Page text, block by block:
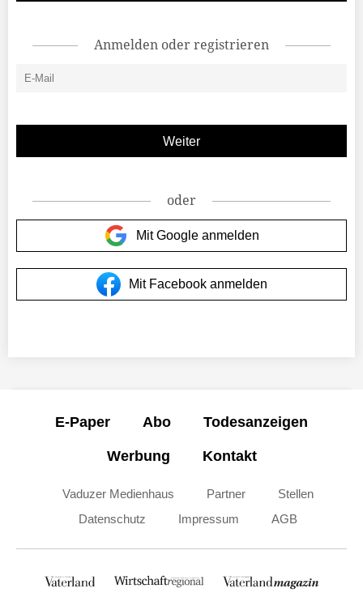
Anmelden oder registrieren
oder
Mit Google anmelden
Mit Facebook anmelden
E-Paper Abo Todesanzeigen
Werbung Kontakt
Vaduzer Medienhaus Partner
Stellen
Datenschutz
Impressum AGB